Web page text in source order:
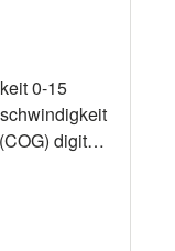
0-15
digital